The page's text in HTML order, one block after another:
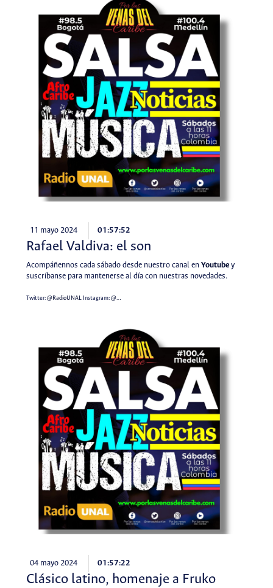
11 mayo 2024 01:57:52
Rafael Valdiva: el son
Acompáñennos cada sábado desde nuestro canal en Youtubey
suscríbanse para mantenerse al día con nuestras novedades.
Twitter:@RadioUNALInstagram:@…
04 mayo 2024 01:57:22
Clásico latino, homenaje a Fruko